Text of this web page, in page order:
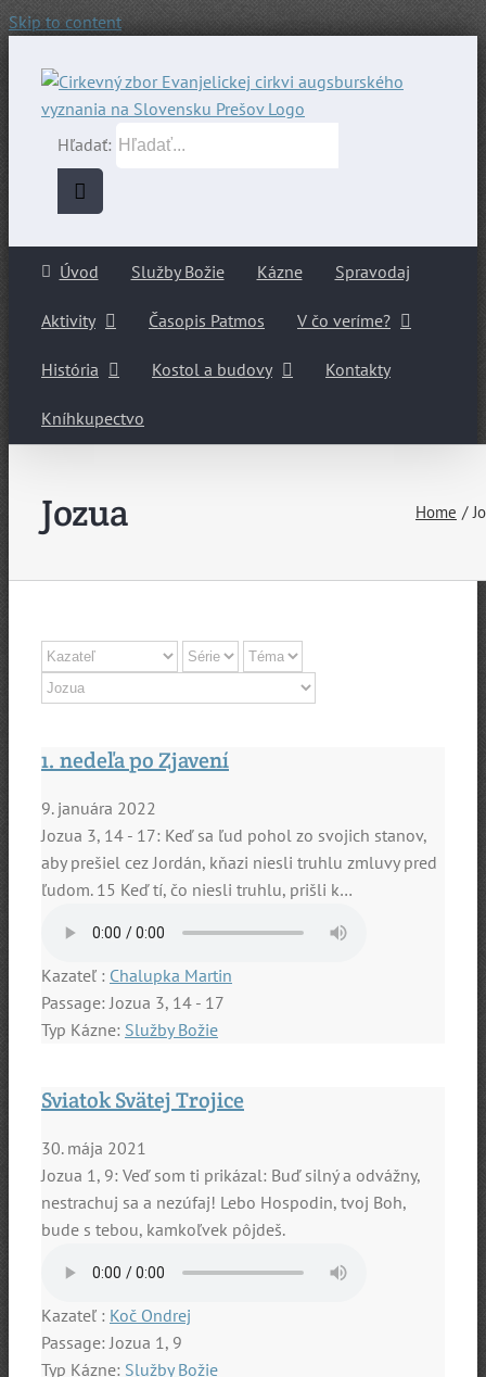
Skip to content
Hľadať:
Úvod Služby Božie Kázne Spravodaj
Aktivity Časopis Patmos V čo veríme?
História Kostol a budovy Kontakty
Kníhkupectvo
Jozua Home
1. nedeľa po Zjavení
9. januára 2022
Jozua 3, 14 - 17: Keď sa ľud pohol zo svojich stanov,
aby prešiel cez Jordán, kňazi niesli truhlu zmluvy pred
ľudom. 15 Keď tí, čo niesli truhlu, prišli k…
Kazateľ : Chalupka Martin
Passage: Jozua 3, 14 - 17
Typ Kázne: Služby Božie
Sviatok Svätej Trojice
30. mája 2021
Jozua 1, 9: Veď som ti prikázal: Buď silný a odvážny,
nestrachuj sa a nezúfaj! Lebo Hospodin, tvoj Boh,
bude s tebou, kamkoľvek pôjdeš.
Kazateľ : Koč Ondrej
Passage: Jozua 1, 9
Typ Kázne: Služby Božie